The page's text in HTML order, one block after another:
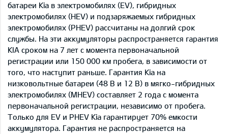
батареи Kia в электромобилях (EV), гибридных
электромобилях (HEV) и подзаряжаемых гибридных
электромобилях (PHEV) рассчитаны на долгий срок
службы. На эти аккумуляторы распространяется гарантия
KIA сроком на 7 лет с момента первоначальной
регистрации или 150 000 км пробега, в зависимости от
того, что наступит раньше. Гарантия Kia на
низковольтные батареи (48 В и 12 В) в мягко-гибридных
электромобилях (MHEV) составляет 2 года с момента
первоначальной регистрации, независимо от пробега.
Только для EV и PHEV Kia гарантирует 70% емкости
аккумулятора. Гарантия не распространяется на